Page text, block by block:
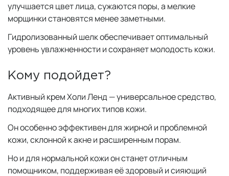
улучшается цвет лица, сужаются поры, а мелкие
морщинки становятся менее заметными.
Гидролизованный шелк обеспечивает оптимальный
уровень увлажненности и сохраняет молодость кожи.
Кому подойдет?
Активный крем Холи Ленд — универсальное средство,
подходящее для многих типов кожи.
Он особенно эффективен для жирной и проблемной
кожи, склонной к акне и расширенным порам.
Но и для нормальной кожи он станет отличным
помощником, поддерживая её здоровый и сияющий